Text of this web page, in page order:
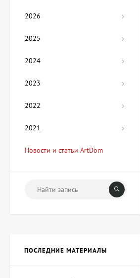
Скульптура Гетман, автор
Картина Мой дом,
художник Медяник Анна
2026
2025
2024
2023
2022
2021
Новости и статьи ArtDom
ПОСЛЕДНИЕ МАТЕРИАЛЫ